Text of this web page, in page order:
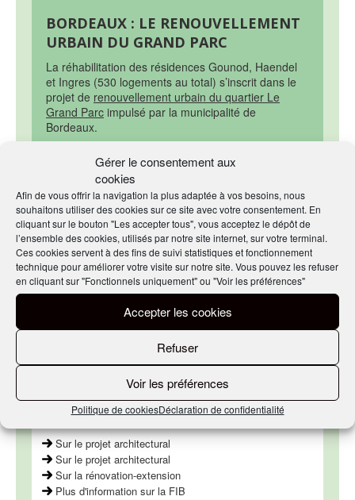
Gérer le consentement aux
cookies
Afin de vous offrir la navigation la plus adaptée à vos besoins, nous
souhaitons utiliser des cookies sur ce site avec votre consentement. En
cliquant sur le bouton "Les accepter tous", vous acceptez le dépôt de
l’ensemble des cookies, utilisés par notre site internet, sur votre terminal.
Ces cookies servent à des fins de suivi statistiques et fonctionnement
technique pour améliorer votre visite sur notre site. Vous pouvez les refuser
en cliquant sur "Fonctionnels uniquement" ou "Voir les préférences"
Accepter les cookies
Refuser
Voir les préférences
Politique de cookiesDéclaration de confidentialité
BORDEAUX : LE RENOUVELLEMENT
URBAIN DU GRAND PARC
La réhabilitation des résidences Gounod, Haendel
et Ingres (530 logements au total) s’inscrit dans le
projet de renouvellement urbain du quartier Le
Grand Parc impulsé par la municipalité de
Bordeaux.
Lancé en 2011, il s’articule autour de quatre axes :
améliorer la lisibilité des espaces publics et
faciliter les déplacements actifs ;
renforcer l’attractivité des équipements autour
d’espaces publics majeurs ;
révéler le grand jardin public du quartier pour
tous les publics ;
valoriser le patrimoine et offrir une nouvelle
mixité d’habitat.
EN SAVOIR
PLUS
Sur le projet architectural
Sur le projet architectural
Sur la rénovation-extension
Plus d'information sur la FIB